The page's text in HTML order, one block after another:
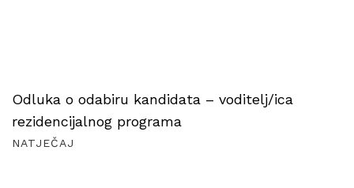
Odluka o odabiru kandidata – voditelj/ica
rezidencijalnog programa
NATJEČAJ